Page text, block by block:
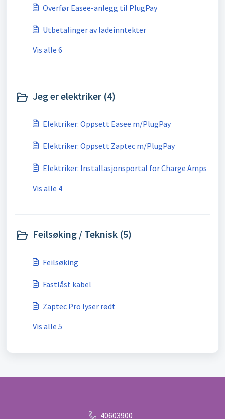
Overfør Easee-anlegg til PlugPay
Utbetalinger av ladeinntekter
Vis alle 6
Jeg er elektriker (4)
Elektriker: Oppsett Easee m/PlugPay
Elektriker: Oppsett Zaptec m/PlugPay
Elektriker: Installasjonsportal for Charge Amps
Vis alle 4
Feilsøking / Teknisk (5)
Feilsøking
Fastlåst kabel
Zaptec Pro lyser rødt
Vis alle 5
40603900